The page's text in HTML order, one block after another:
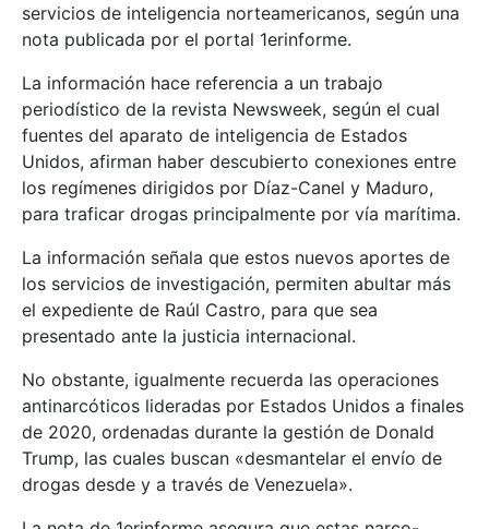
servicios de inteligencia norteamericanos, según una
nota publicada por el portal 1erinforme.
La información hace referencia a un trabajo
periodístico de la revista Newsweek, según el cual
fuentes del aparato de inteligencia de Estados
Unidos, afirman haber descubierto conexiones entre
los regímenes dirigidos por Díaz-Canel y Maduro,
para traficar drogas principalmente por vía marítima.
La información señala que estos nuevos aportes de
los servicios de investigación, permiten abultar más
el expediente de Raúl Castro, para que sea
presentado ante la justicia internacional.
No obstante, igualmente recuerda las operaciones
antinarcóticos lideradas por Estados Unidos a finales
de 2020, ordenadas durante la gestión de Donald
Trump, las cuales buscan «desmantelar el envío de
drogas desde y a través de Venezuela».